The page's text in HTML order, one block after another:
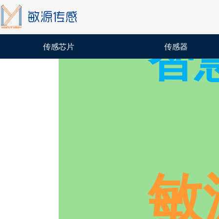
传感芯片 传感器
智